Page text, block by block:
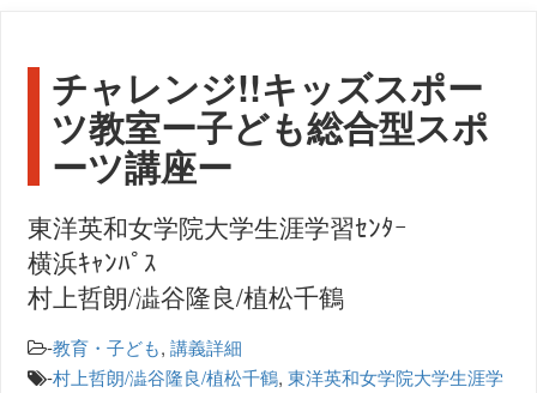
チャレンジ!!キッズスポー
ツ教室ー子ども総合型スポ
ーツ講座ー
東洋英和女学院大学生涯学習ｾﾝﾀｰ
横浜ｷｬﾝﾊﾟｽ
村上哲朗/澁谷隆良/植松千鶴
-教育・子ども,講義詳細
-村上哲朗/澁谷隆良/植松千鶴,東洋英和女学院大学生涯学